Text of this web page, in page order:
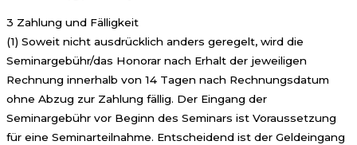
3 Zahlung und Fälligkeit
(1) Soweit nicht ausdrücklich anders geregelt, wird die
Seminargebühr/das Honorar nach Erhalt der jeweiligen
Rechnung innerhalb von 14 Tagen nach Rechnungsdatum
ohne Abzug zur Zahlung fällig. Der Eingang der
Seminargebühr vor Beginn des Seminars ist Voraussetzung
für eine Seminarteilnahme. Entscheidend ist der Geldeingang